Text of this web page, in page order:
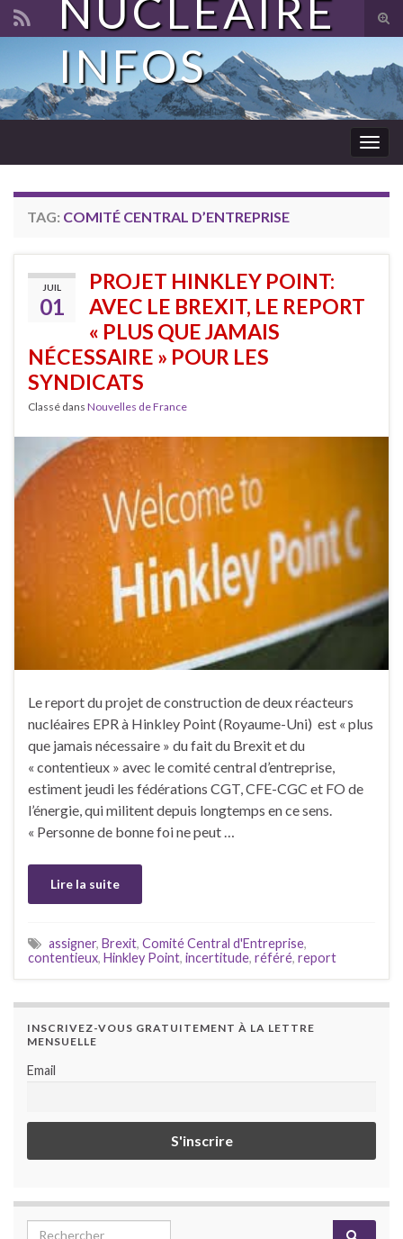
Search for:
NUCLÉAIRE
INFOS
TAG: COMITÉ CENTRAL D’ENTREPRISE
JUIL
01
PROJET HINKLEY POINT:
AVEC LE BREXIT, LE REPORT
« PLUS QUE JAMAIS
NÉCESSAIRE » POUR LES
SYNDICATS
Classé dans Nouvelles de France
Le report du projet de construction de deux réacteurs
nucléaires EPR à Hinkley Point (Royaume-Uni) est « plus
que jamais nécessaire » du fait du Brexit et du
« contentieux » avec le comité central d’entreprise,
estiment jeudi les fédérations CGT, CFE-CGC et FO de
l’énergie, qui militent depuis longtemps en ce sens.
« Personne de bonne foi ne peut …
Lire la suite
assigner, Brexit, Comité Central d'Entreprise,
contentieux, Hinkley Point, incertitude, référé, report
INSCRIVEZ-VOUS GRATUITEMENT À LA LETTRE
MENSUELLE
Email
Search for: